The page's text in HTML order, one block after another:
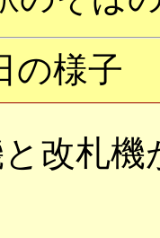
の様子
改札機